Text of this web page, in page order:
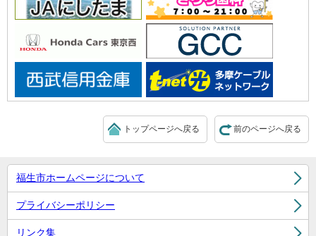
前のページへ戻る
トップページへ戻る
福生市ホームページについて
プライバシーポリシー
リンク集